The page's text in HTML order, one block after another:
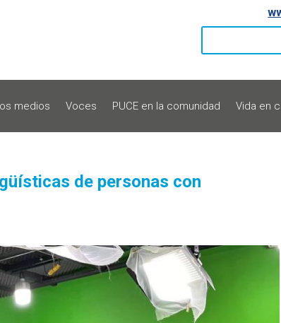
medios Voces PUCE en la comunidad Vida en
de personas con